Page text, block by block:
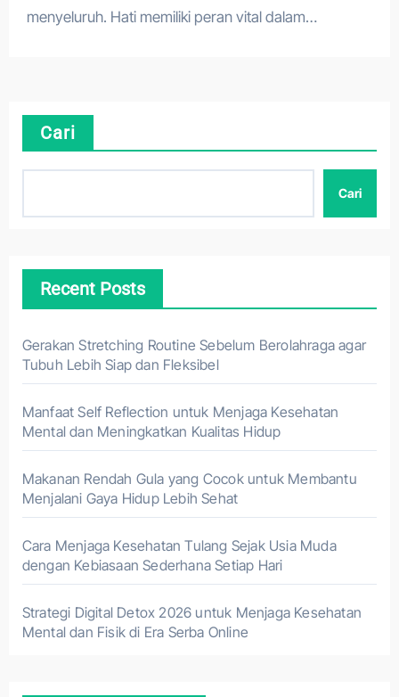
menyeluruh. Hati memiliki peran vital dalam…
Cari
Cari
Recent Posts
Gerakan Stretching Routine Sebelum Berolahraga agar
Tubuh Lebih Siap dan Fleksibel
Manfaat Self Reflection untuk Menjaga Kesehatan
Mental dan Meningkatkan Kualitas Hidup
Makanan Rendah Gula yang Cocok untuk Membantu
Menjalani Gaya Hidup Lebih Sehat
Cara Menjaga Kesehatan Tulang Sejak Usia Muda
dengan Kebiasaan Sederhana Setiap Hari
Strategi Digital Detox 2026 untuk Menjaga Kesehatan
Mental dan Fisik di Era Serba Online